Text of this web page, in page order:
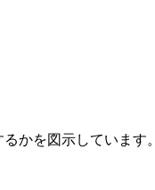
かを図示しています。